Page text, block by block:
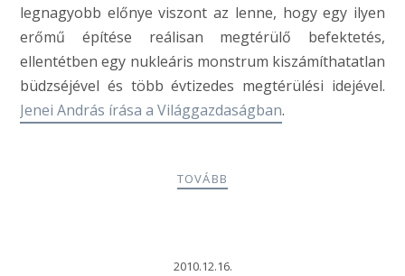
legnagyobb előnye viszont az lenne, hogy egy ilyen
erőmű építése reálisan megtérülő befektetés,
ellentétben egy nukleáris monstrum kiszámíthatatlan
büdzséjével és több évtizedes megtérülési idejével.
Jenei András írása a Világgazdaságban.
TOVÁBB
2010.12.16.